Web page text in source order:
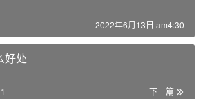
2022年6月13日 am4:30
好处
下一篇